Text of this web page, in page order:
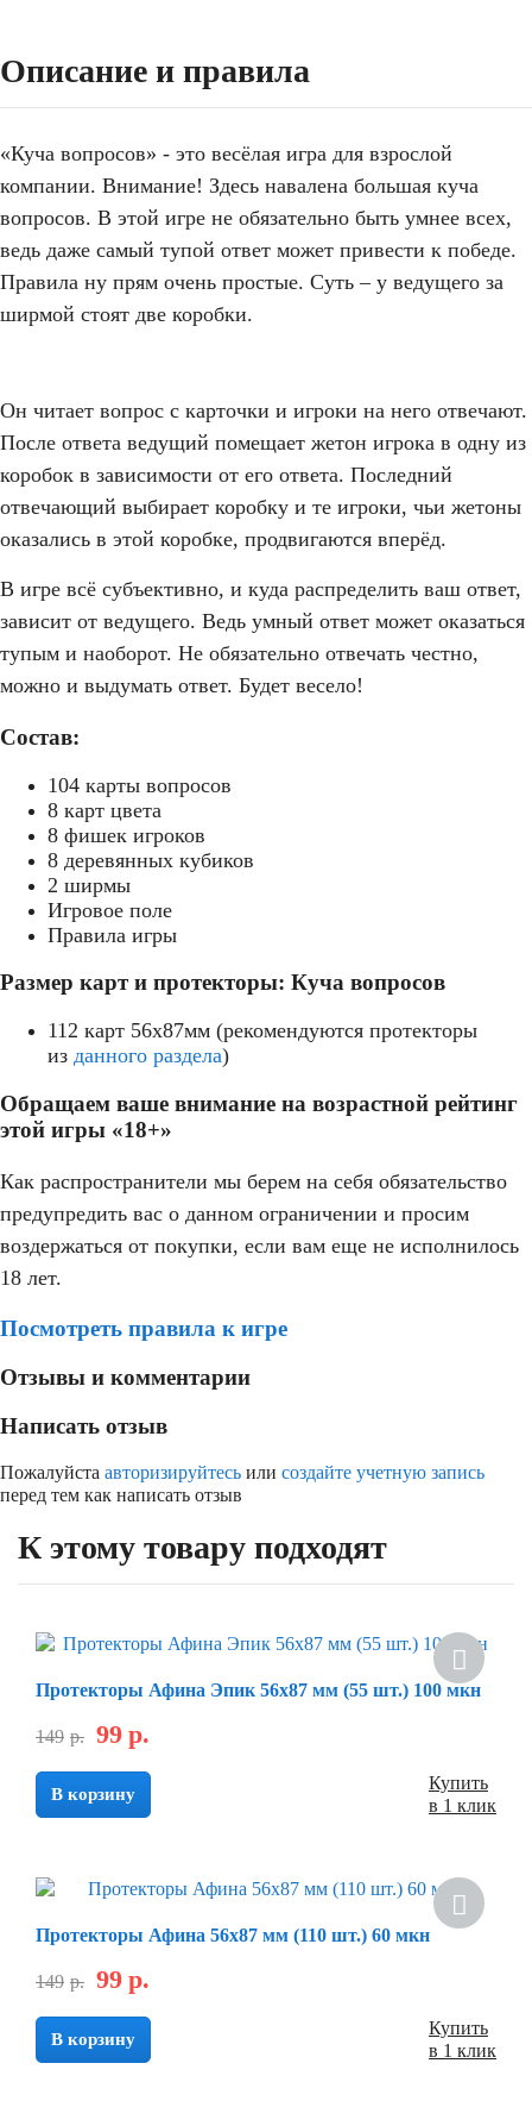
Описание и правила
«Куча вопросов» - это весёлая игра для взрослой
компании. Внимание! Здесь навалена большая куча
вопросов. В этой игре не обязательно быть умнее всех,
ведь даже самый тупой ответ может привести к победе.
Правила ну прям очень простые. Суть – у ведущего за
ширмой стоят две коробки.
Он читает вопрос с карточки и игроки на него отвечают.
После ответа ведущий помещает жетон игрока в одну из
коробок в зависимости от его ответа. Последний
отвечающий выбирает коробку и те игроки, чьи жетоны
оказались в этой коробке, продвигаются вперёд.
В игре всё субъективно, и куда распределить ваш ответ,
зависит от ведущего. Ведь умный ответ может оказаться
тупым и наоборот. Не обязательно отвечать честно,
можно и выдумать ответ. Будет весело!
Состав:
104 карты вопросов
8 карт цвета
8 фишек игроков
8 деревянных кубиков
2 ширмы
Игровое поле
Правила игры
Размер карт и протекторы: Куча вопросов
112 карт 56x87мм (рекомендуются протекторы
из данного раздела)
Обращаем ваше внимание на возрастной рейтинг
этой игры «18+»
Как распространители мы берем на себя обязательство
предупредить вас о данном ограничении и просим
воздержаться от покупки, если вам еще не исполнилось
18 лет.
Посмотреть правила к игре
Отзывы и комментарии
Написать отзыв
Пожалуйста авторизируйтесь или создайте учетную запись
перед тем как написать отзыв
К этому товару подходят
Протекторы Афина Эпик 56х87 мм (55 шт.) 100 мкн
149 р. 99 р.
В корзину
Купить
в 1 клик
Протекторы Афина 56х87 мм (110 шт.) 60 мкн
149 р. 99 р.
В корзину
Купить
в 1 клик